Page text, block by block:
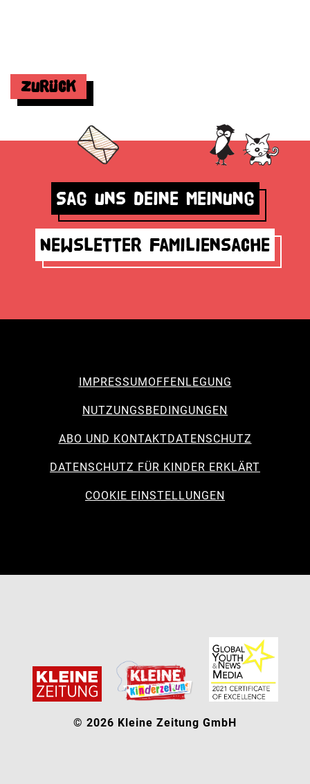
Zurück
Sag uns deine Meinung
Newsletter Familiensache
IMPRESSUM OFFENLEGUNG
NUTZUNGSBEDINGUNGEN
ABO UND KONTAKTDATENSCHUTZ
DATENSCHUTZ FÜR KINDER ERKLÄRT
COOKIE EINSTELLUNGEN
© 2026 Kleine Zeitung GmbH